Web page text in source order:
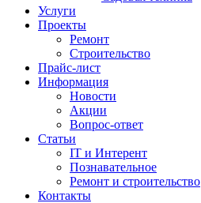
Услуги
Проекты
Ремонт
Строительство
Прайс-лист
Информация
Новости
Акции
Вопрос-ответ
Статьи
IT и Интерент
Познавательное
Ремонт и строительство
Контакты